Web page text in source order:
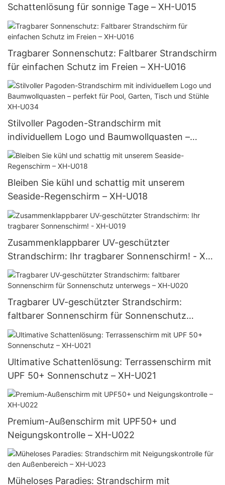
Schattenlösung für sonnige Tage – XH-U015
Tragbarer Sonnenschutz: Faltbarer Strandschirm
für einfachen Schutz im Freien – XH-U016
Stilvoller Pagoden-Strandschirm mit
individuellem Logo und Baumwollquasten –
perfekt für Pool, Garten, Tisch und Stühle XH-
U034
Bleiben Sie kühl und schattig mit unserem
Seaside-Regenschirm – XH-U018
Zusammenklappbarer UV-geschützter
Strandschirm: Ihr tragbarer Sonnenschirm! - XH-
U019
Tragbarer UV-geschützter Strandschirm:
faltbarer Sonnenschirm für Sonnenschutz
unterwegs – XH-U020
Ultimative Schattenlösung: Terrassenschirm mit
UPF 50+ Sonnenschutz – XH-U021
Premium-Außenschirm mit UPF50+ und
Neigungskontrolle – XH-U022
Müheloses Paradies: Strandschirm mit